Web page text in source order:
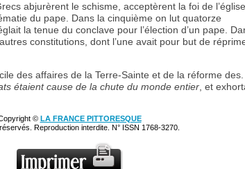
abjurèrent le schisme, acceptèrent la foi de l’église
du pape. Dans la cinquième on lut quatorze
la tenue du conclave pour l’élection d’un pape.
constitutions, dont l’une avait pour but de
des affaires de la Terre-Sainte et de la réforme des.
étaient cause de la chute du monde entier , et
© LA FRANCE PITTORESQUE
Reproduction interdite. N° ISSN 1768-3270.